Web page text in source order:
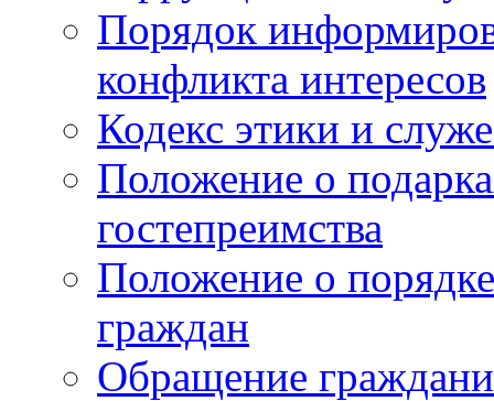
Порядок
конфликта интересов
Кодекс этики и
Положение о
гостепреимства
Положение о
граждан
Обращение